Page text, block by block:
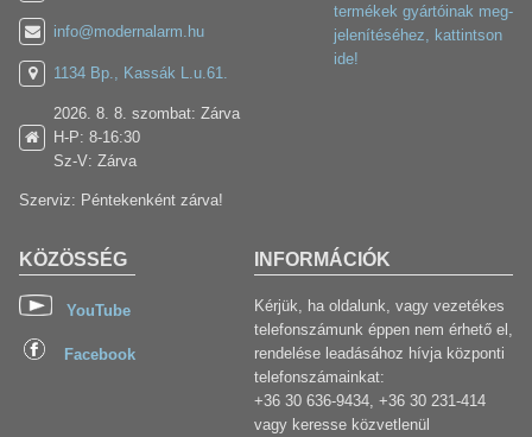
info@modernalarm.hu
1134 Bp., Kassák L.u.61.
2026. 8. 8. szombat: Zárva
H-P: 8-16:30
Sz-V: Zárva
Szerviz: Péntekenként zárva!
KÖZÖSSÉG
YouTube
Facebook
INFORMÁCIÓK
Kérjük, ha oldalunk, vagy vezetékes
telefonszámunk éppen nem érhető el,
rendelése leadásához hívja központi
telefonszámainkat:
+36 30 636-9434, +36 30 231-414
vagy keresse közvetlenül
termékek gyártóinak meg-
jelenítéséhez, kattintson
ide!